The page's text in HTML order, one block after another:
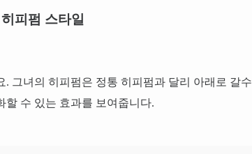
피펌 스타일
그녀의 히피펌은 정통 히피펌과 달리 아래로 갈수
할 수 있는 효과를 보여줍니다.